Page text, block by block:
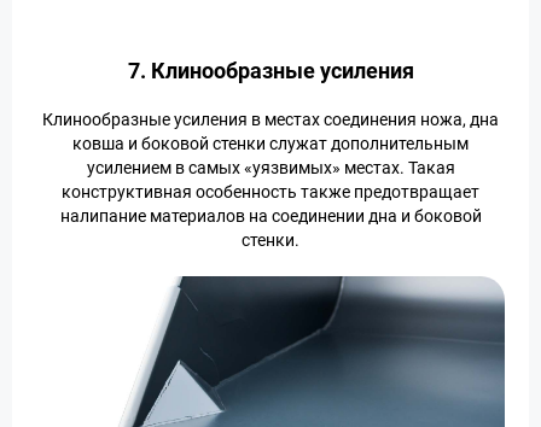
7. Клинообразные усиления
Клинообразные усиления в местах соединения ножа, дна
ковша и боковой стенки служат дополнительным
усилением в самых «уязвимых» местах. Такая
конструктивная особенность также предотвращает
налипание материалов на соединении дна и боковой
стенки.